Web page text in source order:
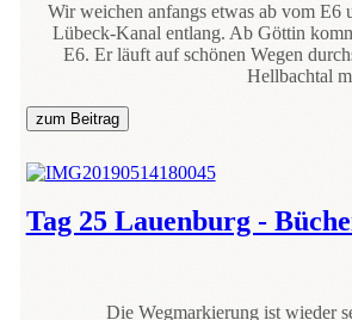
Wir weichen anfangs etwas ab vom E6
Lübeck-Kanal entlang. Ab Göttin
E6. Er läuft auf schönen Wegen
Hellbachtal
zum Beitrag
Tag 25 Lauenburg -
Die Wegmarkierung ist wieder